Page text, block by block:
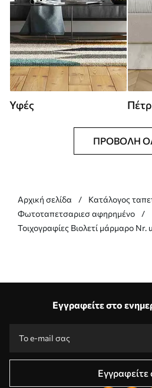
Υφές
ΠΡΟΒΟΛΉ
Αρχική σελίδα
Κατάλογος
Φωτοταπετσαριεσ αφηρημένο
Τοιχογραφίες Βιολετί μάρμαρο Nr.
Εγγραφείτε στο
Εγγραφείτε